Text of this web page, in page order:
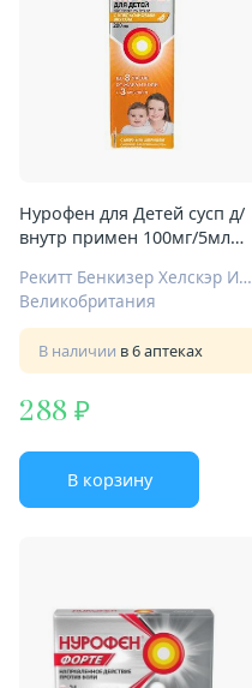
Нурофен для Детей сусп д/
внутр примен 100мг/5мл
Рекитт Бенкизер Хелскэр Интернешнл Лтд
Великобритания
В наличии в 6 аптеках
288
В корзину